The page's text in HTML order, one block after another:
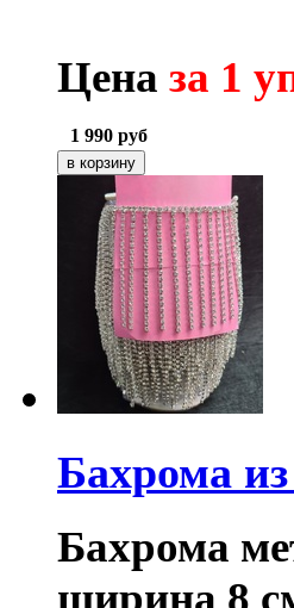
Цена за 1
1 990 руб
Бахрома
Бахрома
ширина 8